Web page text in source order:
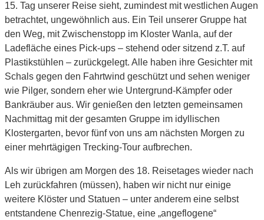
15. Tag unserer Reise sieht, zumindest mit westlichen Augen
betrachtet, ungewöhnlich aus. Ein Teil unserer Gruppe hat
den Weg, mit Zwischenstopp im Kloster Wanla, auf der
Ladefläche eines Pick-ups – stehend oder sitzend z.T. auf
Plastikstühlen – zurückgelegt. Alle haben ihre Gesichter mit
Schals gegen den Fahrtwind geschützt und sehen weniger
wie Pilger, sondern eher wie Untergrund-Kämpfer oder
Bankräuber aus. Wir genießen den letzten gemeinsamen
Nachmittag mit der gesamten Gruppe im idyllischen
Klostergarten, bevor fünf von uns am nächsten Morgen zu
einer mehrtägigen Trecking-Tour aufbrechen.
Als wir übrigen am Morgen des 18. Reisetages wieder nach
Leh zurückfahren (müssen), haben wir nicht nur einige
weitere Klöster und Statuen – unter anderem eine selbst
entstandene Chenrezig-Statue, eine „angeflogene“